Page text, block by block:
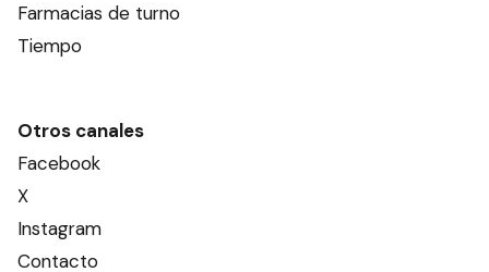
Farmacias de turno
Tiempo
Otros canales
Facebook
X
Instagram
Contacto